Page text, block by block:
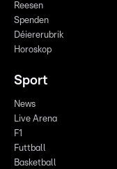
Reesen
Spenden
Déiererubrik
Horoskop
Sport
News
Live Arena
F1
Futtball
Basketball